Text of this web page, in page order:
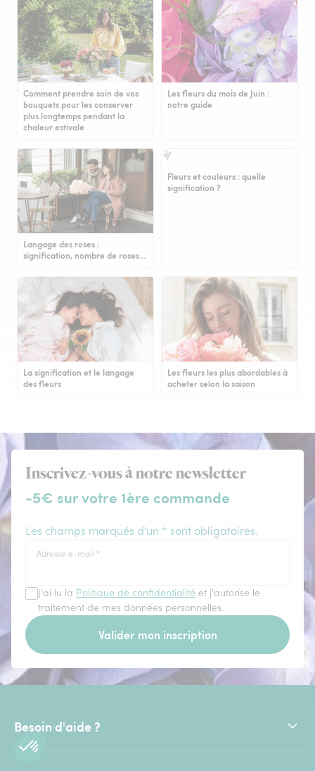
Comment prendre soin de vos
bouquets pour les conserver
plus longtemps pendant la
chaleur estivale
Les fleurs du mois de Juin :
notre guide
Langage des roses :
signification, nombre de roses…
Fleurs et couleurs : quelle
signification ?
La signification et le langage
des fleurs
Les fleurs les plus abordables à
acheter selon la saison
Inscrivez-vous à notre newsletter
-5€ sur votre 1ère commande
Les champs marqués d'un * sont obligatoires.
Adresse e-mail *
J'ai lu la Politique de confidentialité et j'autorise le
traitement de mes données personnelles.
Valider mon inscription
Besoin d'aide ?